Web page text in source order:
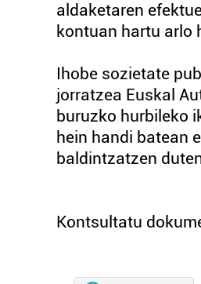
aldaketaren
kontuan hartu arlo
Ihobe sozietate
jorratzea Euskal
buruzko hurbileko
hein handi batean
baldintzatzen
Kontsultatu